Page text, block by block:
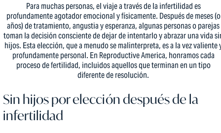
Para muchas personas, el viaje a través de la infertilidad es
profundamente agotador emocional y físicamente. Después de meses (o
años) de tratamiento, angustia y esperanza, algunas personas o parejas
toman la decisión consciente de dejar de intentarlo y abrazar una vida
hijos. Esta elección, que a menudo se malinterpreta, es a la vez valiente
profundamente personal. En Reproductive America, honramos cada
proceso de fertilidad, incluidos aquellos que terminan en un tipo
diferente de resolución.
Sin hijos por elección después de la
infertilidad